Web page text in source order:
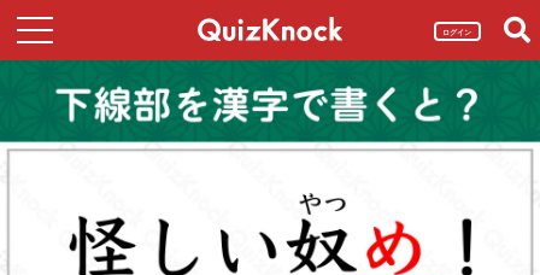
ログイン